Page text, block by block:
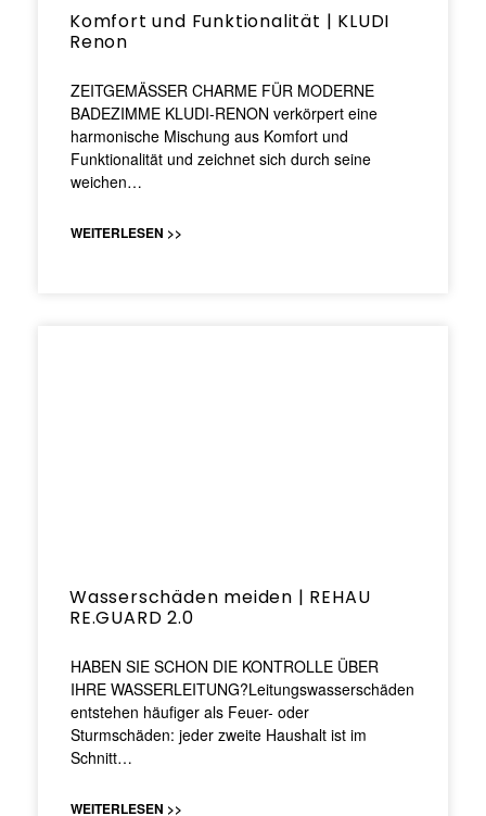
Komfort und Funktionalität | KLUDI
Renon
ZEITGEMÄSSER CHARME FÜR MODERNE
BADEZIMME KLUDI-RENON verkörpert eine
harmonische Mischung aus Komfort und
Funktionalität und zeichnet sich durch seine
weichen…
WEITERLESEN >>
Wasserschäden meiden | REHAU
RE.GUARD 2.0
HABEN SIE SCHON DIE KONTROLLE ÜBER
IHRE WASSERLEITUNG?Leitungswasserschäden
entstehen häufiger als Feuer- oder
Sturmschäden: jeder zweite Haushalt ist im
Schnitt…
WEITERLESEN >>